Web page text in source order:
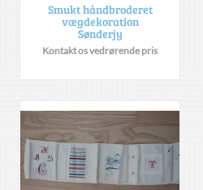
Smukt håndbroderet
vægdekoration
Sønderjy
Kontakt os vedrørende pris